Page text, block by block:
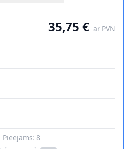
35,75 € ar PVN
Pieejams: 8